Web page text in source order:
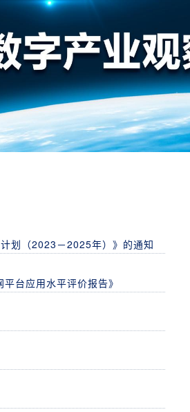
划（2023－2025年）》的通知
台应用水平评价报告》